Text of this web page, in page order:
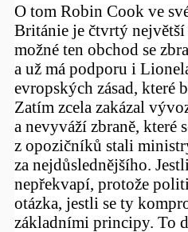
O tom Robin Cook ve
Británie je čtvrtý
možné ten obchod se
a už má podporu i
evropských zásad, které
Zatím zcela zakázal
a nevyváží zbraně, které
z opozičníků stali
za nejdůslednějšího.
nepřekvapí, protože
otázka, jestli se ty
základními principy. To